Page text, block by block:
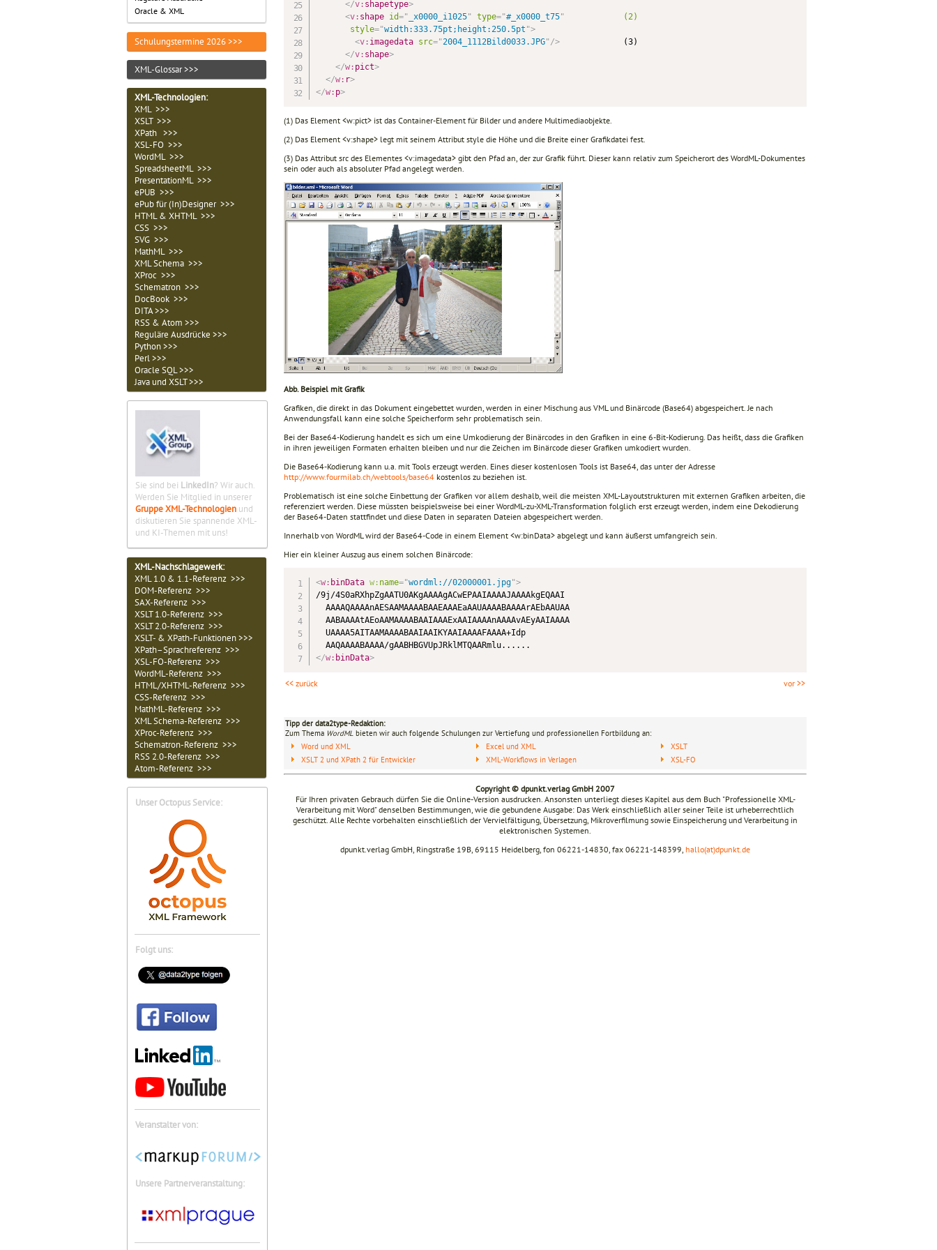
Oracle & XML
Schulungstermine 2026 >>>
XML-Glossar >>>
XML-Technologien:
XML >>>
XSLT >>>
XPath >>>
XSL-FO >>>
WordML >>>
SpreadsheetML >>>
PresentationML >>>
ePUB >>>
ePub für (In)Designer >>>
HTML & XHTML >>>
CSS >>>
SVG >>>
MathML >>>
XML Schema >>>
XProc >>>
Schematron >>>
DocBook >>>
DITA >>>
RSS & Atom >>>
Reguläre Ausdrücke >>>
Python >>>
Perl >>>
Oracle SQL >>>
Java und XSLT >>>
Sie sind bei LinkedIn? Wir auch.
Werden Sie Mitglied in unserer
Gruppe XML-Technologien und
diskutieren Sie spannende XML-
und KI-Themen mit uns!
XML-Nachschlagewerk:
XML 1.0 & 1.1-Referenz >>>
DOM-Referenz >>>
SAX-Referenz >>>
XSLT 1.0-Referenz >>>
XSLT 2.0-Referenz >>>
XSLT- & XPath-Funktionen >>>
XPath–Sprachreferenz >>>
XSL-FO-Referenz >>>
WordML-Referenz >>>
HTML/XHTML-Referenz >>>
CSS-Referenz >>>
MathML-Referenz >>>
XML Schema-Referenz >>>
XProc-Referenz >>>
Schematron-Referenz >>>
RSS 2.0-Referenz >>>
Atom-Referenz >>>
Unser Octopus Service:
Folgt uns:
Veranstalter von:
Unsere Partnerveranstaltung:
</v: shapetype>
<v: shape id=" _x0000_i1025" type="#_x0000_t75"
(2)
style="width:333.75pt;height:250.5pt ">
<v: imagedata src="2004_1112Bild0033.JPG"/>
             (3)
</v: shape>
</w: pict>
</w: r>
</w: p>
(1) Das Element <w:pict> ist das Container-Element für Bilder und andere Multimediaobjekte.
(2) Das Element <v:shape> legt mit seinem Attribut style die Höhe und die Breite einer Grafikdatei fest.
(3) Das Attribut src des Elementes <v:imagedata> gibt den Pfad an, der zur Grafik führt. Dieser kann relativ zum Speicherort des WordML-Dokumentes
sein oder auch als absoluter Pfad angelegt werden.
Abb. Beispiel mit Grafik
Grafiken, die direkt in das Dokument eingebettet wurden, werden in einer Mischung aus VML und Binärcode (Base64) abgespeichert. Je nach
Anwendungsfall kann eine solche Speicherform sehr problematisch sein.
Bei der Base64-Kodierung handelt es sich um eine Umkodierung der Binärcodes in den Grafiken in eine 6-Bit-Kodierung. Das heißt, dass die Grafiken
in ihren jeweiligen Formaten erhalten bleiben und nur die Zeichen im Binärcode dieser Grafiken umkodiert wurden.
Die Base64-Kodierung kann u.a. mit Tools erzeugt werden. Eines dieser kostenlosen Tools ist Base64, das unter der Adresse
http://www.fourmilab.ch/webtools/base64 kostenlos zu beziehen ist.
Problematisch ist eine solche Einbettung der Grafiken vor allem deshalb, weil die meisten XML-Layoutstrukturen mit externen Grafiken arbeiten, die
referenziert werden. Diese müssten beispielsweise bei einer WordML-zu-XML-Transformation folglich erst erzeugt werden, indem eine Dekodierung
der Base64-Daten stattfindet und diese Daten in separaten Dateien abgespeichert werden.
Innerhalb von WordML wird der Base64-Code in einem Element <w:binData> abgelegt und kann äußerst umfangreich sein.
Hier ein kleiner Auszug aus einem solchen Binärcode:
<w: binData w: name="wordml://02000001.jpg">
/9j/4S0aRXhpZgAATU0AKgAAAAgACwEPAAIAAAAJAAAAkgEQAAI
  AAAAQAAAAnAESAAMAAAABAAEAAAEaAAUAAAABAAAArAEbAAUAA
  AABAAAAtAEoAAMAAAABAAIAAAExAAIAAAAnAAAAvAEyAAIAAAA
  UAAAA5AITAAMAAAABAAIAAIKYAAIAAAAFAAAA+Idp
</w: binData>
<< zurück vor >>
Tipp der data2type-Redaktion:
Zum Thema WordML bieten wir auch folgende Schulungen zur Vertiefung und professionellen Fortbildung an:
Word und XML
XSLT 2 und XPath 2 für Entwickler
Excel und XML
XML-Workflows in Verlagen
XSLT
XSL-FO
Copyright © dpunkt.verlag GmbH 2007
Für Ihren privaten Gebrauch dürfen Sie die Online-Version ausdrucken. Ansonsten unterliegt dieses Kapitel aus dem Buch "Professionelle XML-
Verarbeitung mit Word" denselben Bestimmungen, wie die gebundene Ausgabe: Das Werk einschließlich aller seiner Teile ist urheberrechtlich
geschützt. Alle Rechte vorbehalten einschließlich der Vervielfältigung, Übersetzung, Mikroverfilmung sowie Einspeicherung und Verarbeitung in
elektronischen Systemen.
dpunkt.verlag GmbH, Ringstraße 19B, 69115 Heidelberg, fon 06221-14830, fax 06221-148399, hallo(at)dpunkt.de